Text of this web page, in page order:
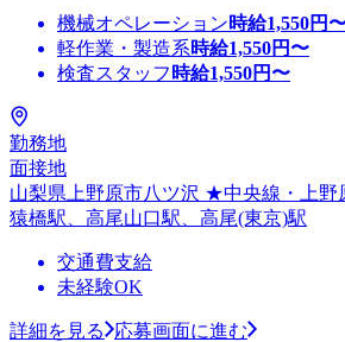
機械オペレーション時給1,550円
軽作業・製造系時給1,550円〜
検査スタッフ 時給1,550円〜
勤務地
面接地
山梨県上野原市八ツ沢 ★中央線・上野
猿橋駅、高尾山口駅、高尾(東京)駅
交通費支給
未経験OK
詳細を見る
応募画面に進む